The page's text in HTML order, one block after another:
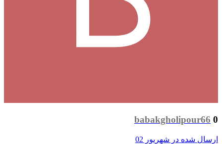
babakgholipour66 0
ارسال شده در شهریور 02